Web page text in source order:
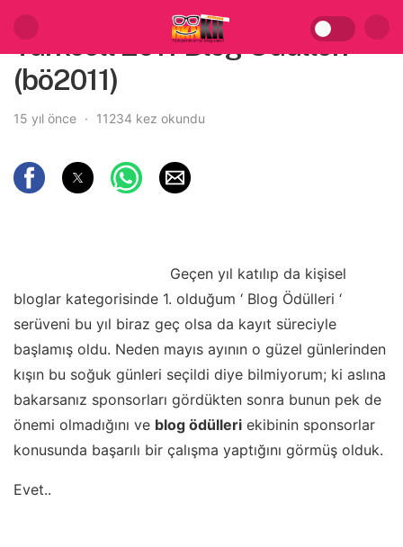
Turkcell 2011 Blog Ödülleri
(bö2011)
15 yıl önce 11234 kez okundu
Geçen yıl katılıp da kişisel
bloglar kategorisinde 1. olduğum ‘ Blog Ödülleri ‘
serüveni bu yıl biraz geç olsa da kayıt süreciyle
başlamış oldu. Neden mayıs ayının o güzel günlerinden
kışın bu soğuk günleri seçildi diye bilmiyorum; ki aslına
bakarsanız sponsorları gördükten sonra bunun pek de
önemi olmadığını ve blog ödülleri ekibinin sponsorlar
konusunda başarılı bir çalışma yaptığını görmüş olduk.
Evet..